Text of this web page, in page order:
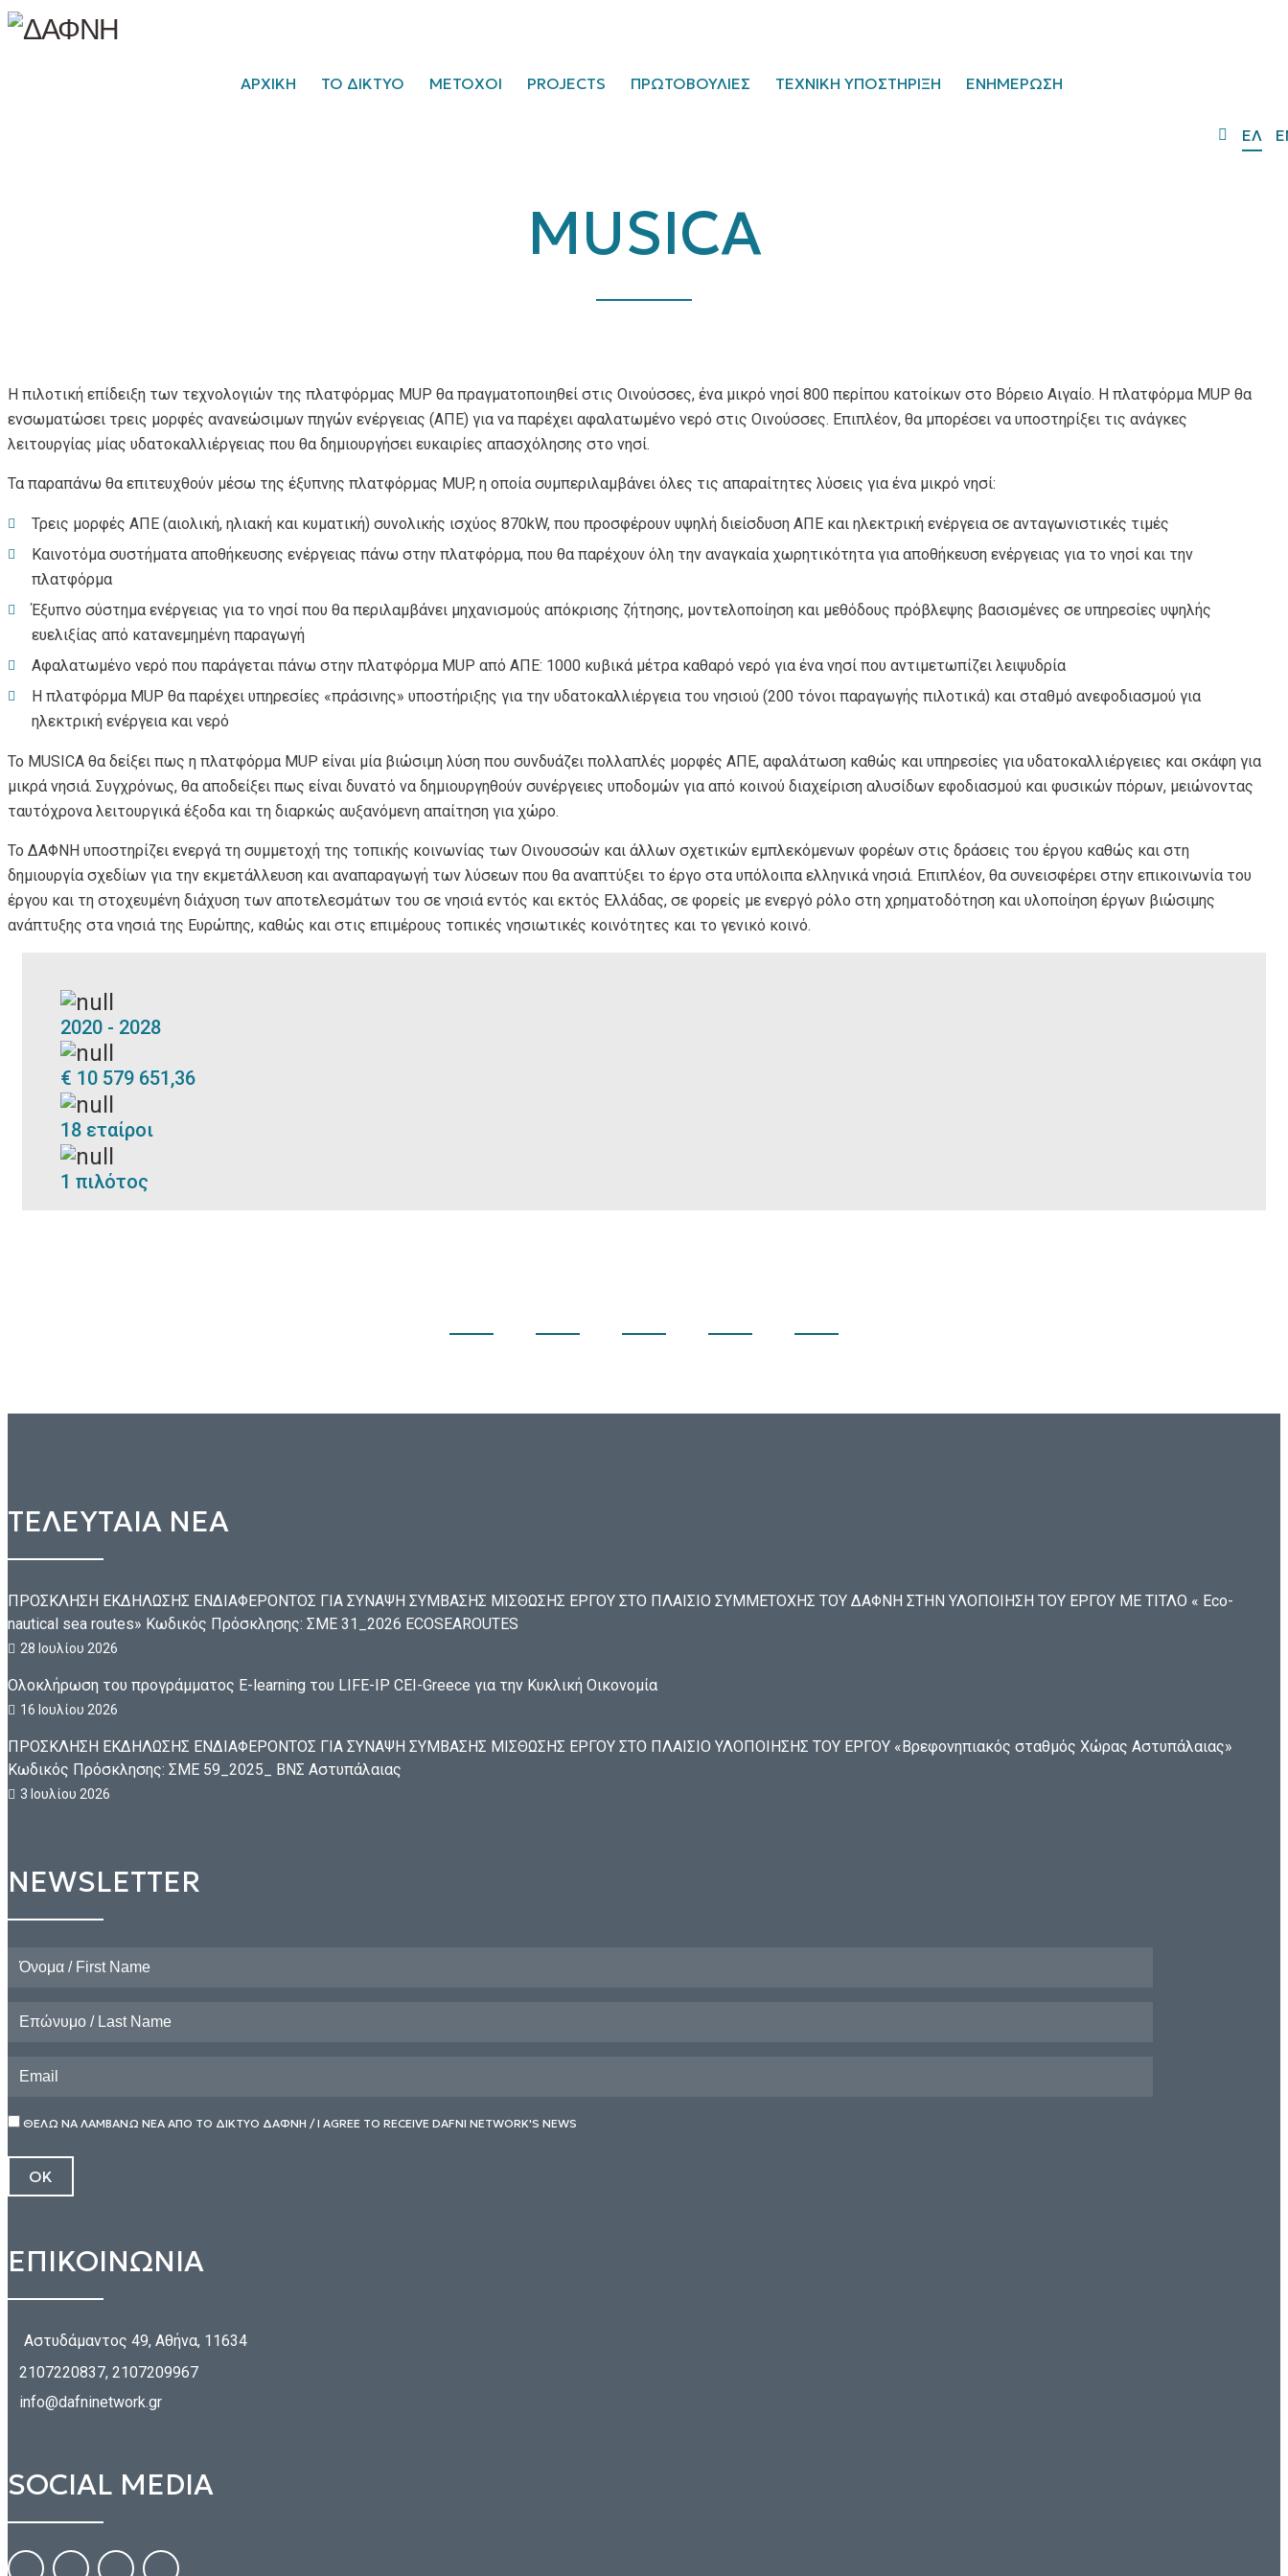
ΑΡΧΙΚΗ ΤΟ ΔΙΚΤΥΟ ΜΕΤΟΧΟΙ PROJECTS ΠΡΩΤΟΒΟΥΛΙΕΣ ΤΕΧΝΙΚΗ ΥΠΟΣΤΗΡΙΞΗ ΕΝΗΜΕΡΩΣΗ
ΕΛ
MUSICA
Η πιλοτική επίδειξη των τεχνολογιών της πλατφόρμας MUP θα πραγματοποιηθεί στις Οινούσσες, ένα μικρό νησί 800 περίπου κατοίκων στο Βόρειο Αιγαίο. Η πλατφόρμα MUP θα
ενσωματώσει τρεις μορφές ανανεώσιμων πηγών ενέργειας (ΑΠΕ) για να παρέχει αφαλατωμένο νερό στις Οινούσσες. Επιπλέον, θα μπορέσει να υποστηρίξει τις ανάγκες
λειτουργίας μίας υδατοκαλλιέργειας που θα δημιουργήσει ευκαιρίες απασχόλησης στο νησί.
Τα παραπάνω θα επιτευχθούν μέσω της έξυπνης πλατφόρμας MUP, η οποία συμπεριλαμβάνει όλες τις απαραίτητες λύσεις για ένα μικρό νησί:
Τρεις μορφές ΑΠΕ (αιολική, ηλιακή και κυματική) συνολικής ισχύος 870kW, που προσφέρουν υψηλή διείσδυση ΑΠΕ και ηλεκτρική ενέργεια σε ανταγωνιστικές τιμές
Καινοτόμα συστήματα αποθήκευσης ενέργειας πάνω στην πλατφόρμα, που θα παρέχουν όλη την αναγκαία χωρητικότητα για αποθήκευση ενέργειας για το νησί και την
πλατφόρμα
Έξυπνο σύστημα ενέργειας για το νησί που θα περιλαμβάνει μηχανισμούς απόκρισης ζήτησης, μοντελοποίηση και μεθόδους πρόβλεψης βασισμένες σε υπηρεσίες υψηλής
ευελιξίας από κατανεμημένη παραγωγή
Αφαλατωμένο νερό που παράγεται πάνω στην πλατφόρμα MUP από ΑΠΕ: 1000 κυβικά μέτρα καθαρό νερό για ένα νησί που αντιμετωπίζει λειψυδρία
Η πλατφόρμα MUP θα παρέχει υπηρεσίες «πράσινης» υποστήριξης για την υδατοκαλλιέργεια του νησιού (200 τόνοι παραγωγής πιλοτικά) και σταθμό ανεφοδιασμού για
ηλεκτρική ενέργεια και νερό
Το MUSICA θα δείξει πως η πλατφόρμα MUP είναι μία βιώσιμη λύση που συνδυάζει πολλαπλές μορφές ΑΠΕ, αφαλάτωση καθώς και υπηρεσίες για υδατοκαλλιέργειες και σκάφη για
μικρά νησιά. Συγχρόνως, θα αποδείξει πως είναι δυνατό να δημιουργηθούν συνέργειες υποδομών για από κοινού διαχείριση αλυσίδων εφοδιασμού και φυσικών πόρων, μειώνοντας
ταυτόχρονα λειτουργικά έξοδα και τη διαρκώς αυξανόμενη απαίτηση για χώρο.
Το ΔΑΦΝΗ υποστηρίζει ενεργά τη συμμετοχή της τοπικής κοινωνίας των Οινουσσών και άλλων σχετικών εμπλεκόμενων φορέων στις δράσεις του έργου καθώς και στη
δημιουργία σχεδίων για την εκμετάλλευση και αναπαραγωγή των λύσεων που θα αναπτύξει το έργο στα υπόλοιπα ελληνικά νησιά. Επιπλέον, θα συνεισφέρει στην επικοινωνία του
έργου και τη στοχευμένη διάχυση των αποτελεσμάτων του σε νησιά εντός και εκτός Ελλάδας, σε φορείς με ενεργό ρόλο στη χρηματοδότηση και υλοποίηση έργων βιώσιμης
ανάπτυξης στα νησιά της Ευρώπης, καθώς και στις επιμέρους τοπικές νησιωτικές κοινότητες και το γενικό κοινό.
2020 - 2028
€ 10 579 651,36
18 εταίροι
1 πιλότος
ΤΕΛΕΥΤΑΙΑ ΝΕΑ
ΠΡΟΣΚΛΗΣΗ ΕΚΔΗΛΩΣΗΣ ΕΝΔΙΑΦΕΡΟΝΤΟΣ ΓΙΑ ΣΥΝΑΨΗ ΣΥΜΒΑΣΗΣ ΜΙΣΘΩΣΗΣ ΕΡΓΟΥ ΣΤΟ ΠΛΑΙΣΙΟ ΣΥΜΜΕΤΟΧΗΣ ΤΟΥ ΔΑΦΝΗ ΣΤΗΝ ΥΛΟΠΟΙΗΣΗ ΤΟΥ ΕΡΓΟΥ ΜΕ ΤΙΤΛΟ « Eco-
nautical sea routes» Κωδικός Πρόσκλησης: ΣΜΕ 31_2026 ECOSEAROUTES
28 Ιουλίου 2026
Ολοκλήρωση του προγράμματος E-learning του LIFE-IP CEI-Greece για την Κυκλική Οικονομία
16 Ιουλίου 2026
ΠΡΟΣΚΛΗΣΗ ΕΚΔΗΛΩΣΗΣ ΕΝΔΙΑΦΕΡΟΝΤΟΣ ΓΙΑ ΣΥΝΑΨΗ ΣΥΜΒΑΣΗΣ ΜΙΣΘΩΣΗΣ ΕΡΓΟΥ ΣΤΟ ΠΛΑΙΣΙΟ ΥΛΟΠΟΙΗΣΗΣ ΤΟΥ ΕΡΓΟΥ «Βρεφονηπιακός σταθμός Χώρας Αστυπάλαιας»
Κωδικός Πρόσκλησης: ΣΜΕ 59_2025_ ΒΝΣ Αστυπάλαιας
3 Ιουλίου 2026
NEWSLETTER
ΘΕΛΩ ΝΑ ΛΑΜΒΑΝΩ ΝΕΑ ΑΠΟ ΤΟ ΔΙΚΤΥΟ ΔΑΦΝΗ / I AGREE TO RECEIVE DAFNI NETWORK'S NEWS
ΕΠΙΚΟΙΝΩΝΙΑ
Αστυδάμαντος 49, Αθήνα, 11634
2107220837, 2107209967
info@dafninetwork.gr
SOCIAL MEDIA